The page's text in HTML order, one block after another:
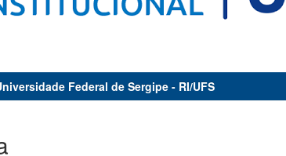
Federal de Sergipe - RI/UFS